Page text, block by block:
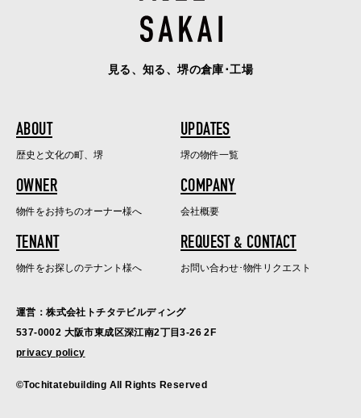
見る、知る、堺の倉庫･工場
ABOUT
歴史と文化の町、堺
UPDATES
堺の物件一覧
OWNER
物件をお持ちのオーナー様へ
COMPANY
会社概要
TENANT
物件をお探しのテナント様へ
REQUEST & CONTACT
お問い合わせ･物件リクエスト
運営：株式会社トチタテビルディング
537-0002 大阪市東成区深江南2丁目3-26 2F
privacy policy
©Tochitatebuilding All Rights Reserved